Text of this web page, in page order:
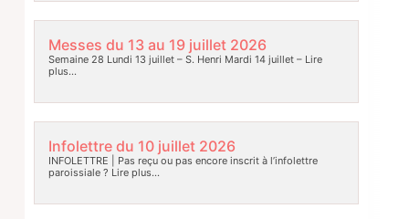
Messes du 13 au 19 juillet 2026
Semaine 28 Lundi 13 juillet – S. Henri Mardi 14 juillet –Lire
plus…
Infolettre du 10 juillet 2026
INFOLETTRE | Pas reçu ou pas encore inscrit à l’infolettre
paroissiale ? Lire plus…